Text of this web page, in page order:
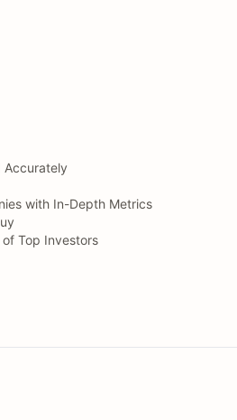
Accurately
with In-Depth Metrics
Top Investors